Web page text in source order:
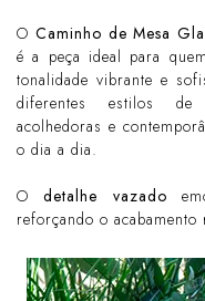
O Caminho de Mesa
é a peça ideal para
tonalidade vibrante e
diferentes estilos de
acolhedoras e
o dia a dia.
Odetalhe vazado
reforçando o